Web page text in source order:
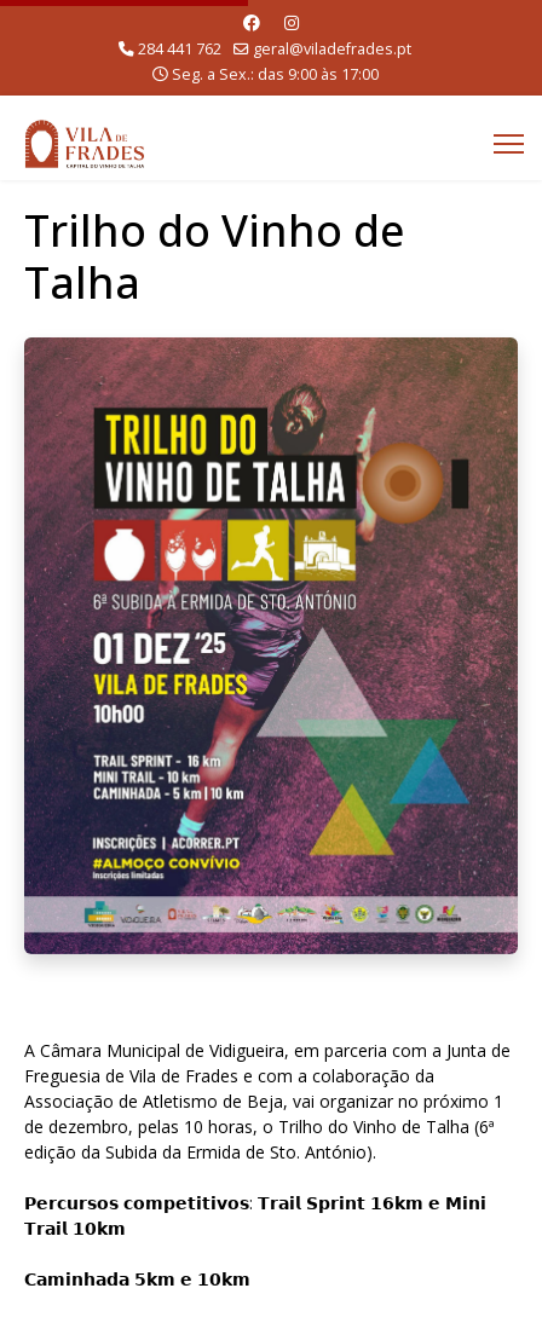
284 441 762
geral@viladefrades.pt
Seg. a Sex.: das 9:00 às 17:00
Trilho do Vinho de
Talha
A Câmara Municipal de Vidigueira, em parceria com a Junta de
Freguesia de Vila de Frades e com a colaboração da
Associação de Atletismo de Beja, vai organizar no próximo 1
de dezembro, pelas 10 horas, o Trilho do Vinho de Talha (6ª
edição da Subida da Ermida de Sto. António).
𝗣𝗲𝗿𝗰𝘂𝗿𝘀𝗼𝘀 𝗰𝗼𝗺𝗽𝗲𝘁𝗶𝘁𝗶𝘃𝗼𝘀: 𝗧𝗿𝗮𝗶𝗹 𝗦𝗽𝗿𝗶𝗻𝘁 𝟭𝟲𝗸𝗺 𝗲 𝗠𝗶𝗻𝗶
𝗧𝗿𝗮𝗶𝗹 𝟭𝟬𝗸𝗺
𝗖𝗮𝗺𝗶𝗻𝗵𝗮𝗱𝗮 𝟱𝗸𝗺 𝗲 𝟭𝟬𝗸𝗺